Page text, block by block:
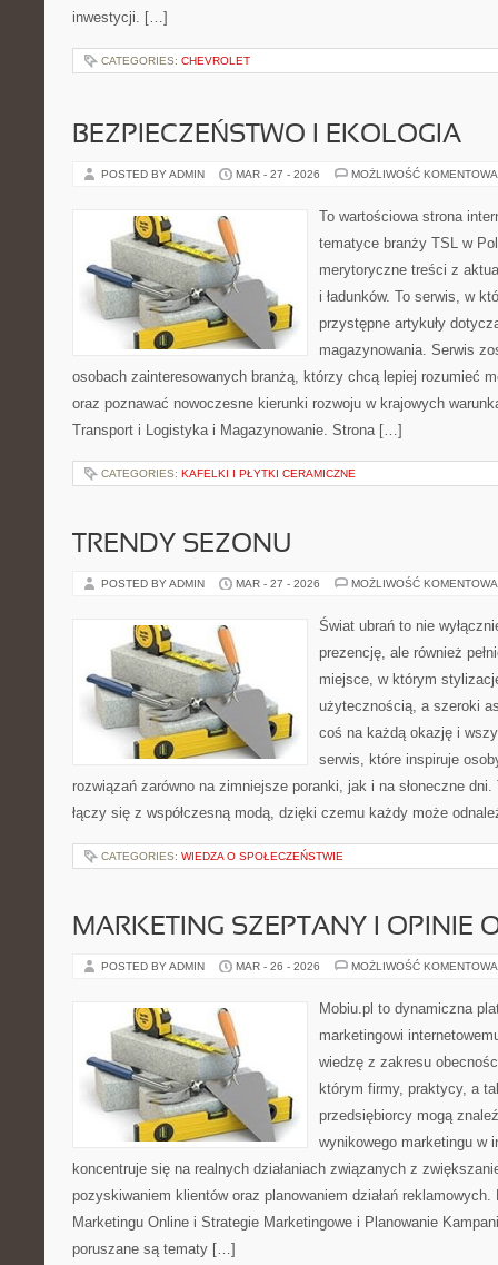
inwestycji. […]
CATEGORIES: CHEVROLET
BEZPIECZEŃSTWO I EKOLOGIA
POSTED BY ADMIN MAR - 27 - 2026 MOŻLIWOŚĆ
To wartościowa strona
tematyce branży TSL w
merytoryczne treści z
i ładunków. To serwis, w
przystępne artykuły
magazynowania. Serwis
osobach zainteresowanych branżą, którzy chcą lepiej rozumieć
oraz poznawać nowoczesne kierunki rozwoju w krajowych
Transport i Logistyka i Magazynowanie. Strona […]
CATEGORIES: KAFELKI I PŁYTKI CERAMICZNE
TRENDY SEZONU
POSTED BY ADMIN MAR - 27 - 2026 MOŻLIWOŚĆ
Świat ubrań to nie
prezencję, ale również
miejsce, w którym
użytecznością, a szeroki
coś na każdą okazję i
serwis, które inspiruje
rozwiązań zarówno na zimniejsze poranki, jak i na słoneczne
łączy się z współczesną modą, dzięki czemu każdy może
CATEGORIES: WIEDZA O SPOŁECZEŃSTWIE
MARKETING SZEPTANY I OPINIE
POSTED BY ADMIN MAR - 26 - 2026 MOŻLIWOŚĆ
Mobiu.pl to dynamiczna
marketingowi
wiedzę z zakresu
którym firmy, praktycy, a
przedsiębiorcy mogą
wynikowego marketingu w
koncentruje się na realnych działaniach związanych z
pozyskiwaniem klientów oraz planowaniem działań
Marketingu Online i Strategie Marketingowe i Planowanie
poruszane są tematy […]